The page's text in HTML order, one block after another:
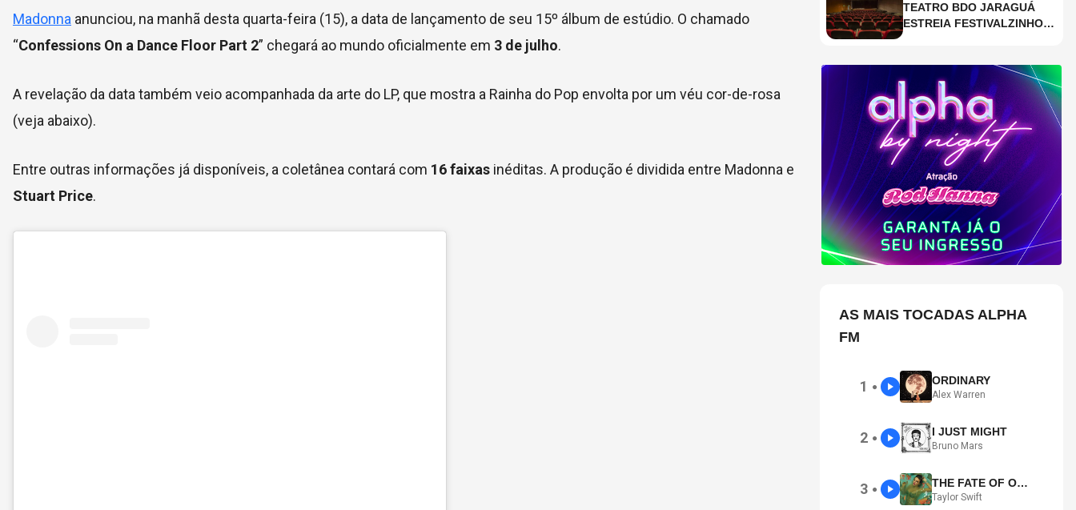
Madonna anunciou, na manhã desta quarta-feira (15), a data de lançamento de seu 15º álbum de estúdio. O chamado
“Confessions On a Dance Floor Part 2” chegará ao mundo oficialmente em 3 de julho.
A revelação da data também veio acompanhada da arte do LP, que mostra a Rainha do Pop envolta por um véu cor-de-rosa
(veja abaixo).
Entre outras informações já disponíveis, a coletânea contará com 16 faixas inéditas. A produção é dividida entre Madonna e
Stuart Price.
TEATRO BDO JARAGUÁ
ESTREIA FESTIVALZINHO
DE JULHO
AS MAIS TOCADAS ALPHA
FM
1 ● ORDINARY
Alex Warren
2 ● I JUST MIGHT
Bruno Mars
3 ● THE FATE OF OPHELIA
Taylor Swift